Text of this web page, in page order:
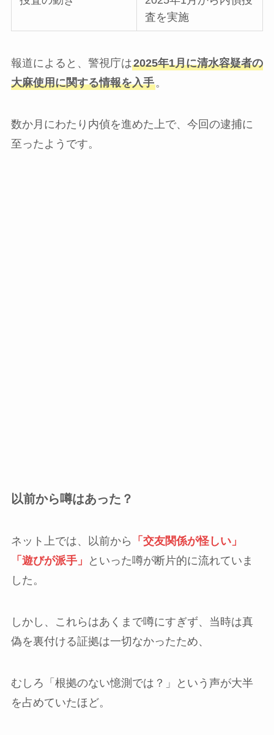
査を実施
報道によると、警視庁は2025年1月に清水容疑者の
大麻使用に関する情報を入手。
数か月にわたり内偵を進めた上で、今回の逮捕に
至ったようです。
以前から噂はあった？
ネット上では、以前から
「交友関係が怪しい」
「遊びが派手」
といった噂が断片的に流れていま
した。
しかし、これらはあくまで噂にすぎず、当時は真
偽を裏付ける証拠は一切なかったため、
むしろ「根拠のない憶測では？」という声が大半
を占めていたほど。